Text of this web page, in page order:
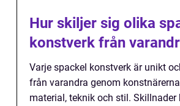
Hur skiljer sig olika
konstverk från
Varje spackel konstverk är unikt
från varandra genom
material, teknik och stil. Skillnader